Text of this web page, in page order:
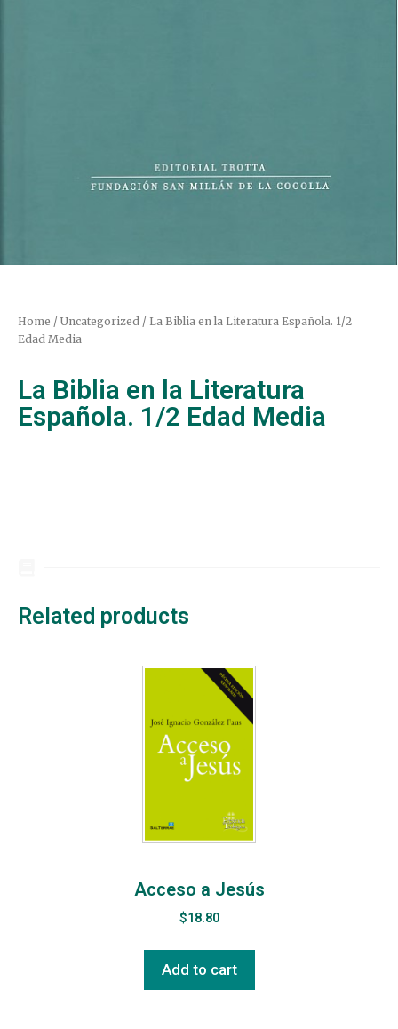
Home / Uncategorized / La Biblia en la Literatura Española. 1/2
Edad Media
La Biblia en la Literatura
Española. 1/2 Edad Media
Related products
Acceso a Jesús
$18.80
Add to cart